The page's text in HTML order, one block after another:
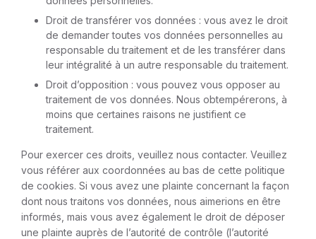
Droit de transférer vos données : vous avez le droit
de demander toutes vos données personnelles au
responsable du traitement et de les transférer dans
leur intégralité à un autre responsable du traitement.
Droit d’opposition : vous pouvez vous opposer au
traitement de vos données. Nous obtempérerons, à
moins que certaines raisons ne justifient ce
traitement.
Pour exercer ces droits, veuillez nous contacter. Veuillez
vous référer aux coordonnées au bas de cette politique
de cookies. Si vous avez une plainte concernant la façon
dont nous traitons vos données, nous aimerions en être
informés, mais vous avez également le droit de déposer
une plainte auprès de l’autorité de contrôle (l’autorité